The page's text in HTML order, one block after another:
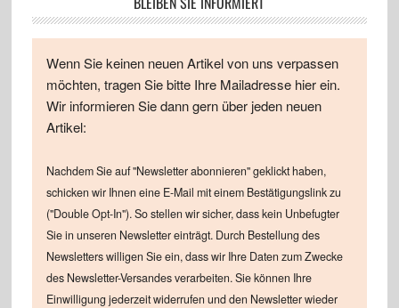
Wenn Sie keinen neuen Artikel von uns verpassen
möchten, tragen Sie bitte Ihre Mailadresse hier ein.
Wir informieren Sie dann gern über jeden neuen
Artikel:
Nachdem Sie auf "Newsletter abonnieren" geklickt haben,
schicken wir Ihnen eine E-Mail mit einem Bestätigungslink zu
("Double Opt-In"). So stellen wir sicher, dass kein Unbefugter
Sie in unseren Newsletter einträgt. Durch Bestellung des
Newsletters willigen Sie ein, dass wir Ihre Daten zum Zwecke
des Newsletter-Versandes verarbeiten. Sie können Ihre
Einwilligung jederzeit widerrufen und den Newsletter wieder